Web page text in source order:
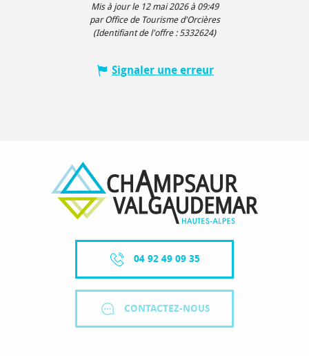
Mis à jour le 12 mai 2026 à 09:49
par Office de Tourisme d'Orcières
(Identifiant de l'offre : 5332624)
Signaler une erreur
04 92 49 09 35
CONTACTEZ-NOUS